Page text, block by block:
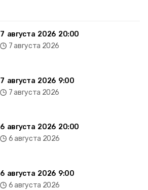
7 августа 2026 20:00
7 августа 2026
7 августа 2026 9:00
7 августа 2026
6 августа 2026 20:00
6 августа 2026
6 августа 2026 9:00
6 августа 2026